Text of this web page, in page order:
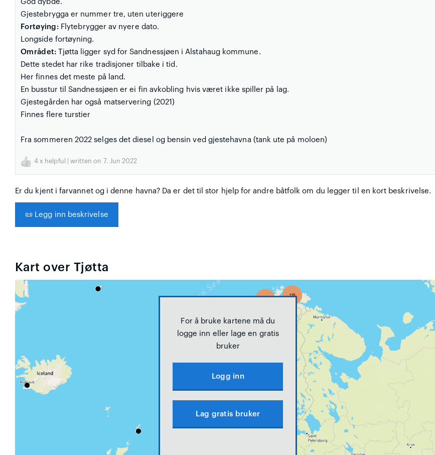
God dybde.
Gjestebrygga er nummer tre, uten uteriggere
Fortøying: Flytebrygger av nyere dato.
Longside fortøyning.
Området: Tjøtta ligger syd for Sandnessjøen i Alstahaug kommune.
Dette stedet har rike tradisjoner tilbake i tid.
Her finnes det meste på land.
En busstur til Sandnessjøen er ei fin avkobling hvis været ikke spiller på lag.
Gjestegården har også matservering (2021)
Finnes flere turstier
Fra sommeren 2022 selges det diesel og bensin ved gjestehavna (tank ute på moloen)
4 x helpful | written on 7. Jun 2022
Er du kjent i farvannet og i denne havna? Da er det til stor hjelp for andre båtfolk om du legger til en kort beskrivelse.
📜 Legg inn beskrivelse
Kart over Tjøtta
For å bruke kartene må du
logge inn eller lage en gratis
bruker
Logg inn
Lag gratis bruker